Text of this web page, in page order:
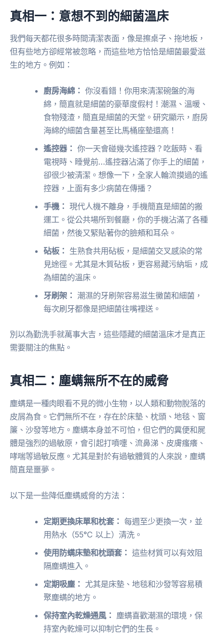
真相一：意想不到的細菌溫床
我們每天都花很多時間清潔表面，像是擦桌子、拖地板，
但有些地方卻經常被忽略，而這些地方恰恰是細菌最愛滋
生的地方。例如：
廚房海綿： 你沒看錯！你用來清潔碗盤的海
綿，簡直就是細菌的豪華度假村！潮濕、溫暖、
食物殘渣，簡直是細菌的天堂。研究顯示，廚房
海綿的細菌含量甚至比馬桶座墊還高！
遙控器： 你一天會碰幾次遙控器？吃飯時、看
電視時、睡覺前…遙控器沾滿了你手上的細菌，
卻很少被清潔。想像一下，全家人輪流摸過的遙
控器，上面有多少病菌在傳播？
手機： 現代人機不離身，手機簡直是細菌的搬
運工。從公共場所到餐廳，你的手機沾滿了各種
細菌，然後又緊貼著你的臉頰和耳朵。
砧板： 生熟食共用砧板，是細菌交叉感染的常
見途徑。尤其是木質砧板，更容易藏污納垢，成
為細菌的溫床。
牙刷架： 潮濕的牙刷架容易滋生黴菌和細菌，
每次刷牙都像是把細菌往嘴裡送。
別以為勤洗手就萬事大吉，這些隱藏的細菌溫床才是真正
需要關注的焦點。
真相二：塵螨無所不在的威脅
塵螨是一種肉眼看不見的微小生物，以人類和動物脫落的
皮屑為食。它們無所不在，存在於床墊、枕頭、地毯、窗
簾、沙發等地方。塵螨本身並不可怕，但它們的糞便和屍
體是強烈的過敏原，會引起打噴嚏、流鼻涕、皮膚瘙癢、
哮喘等過敏反應。尤其是對於有過敏體質的人來說，塵螨
簡直是噩夢。
以下是一些降低塵螨威脅的方法：
定期更換床單和枕套： 每週至少更換一次，並
用熱水（55°C 以上）清洗。
使用防螨床墊和枕頭套： 這些材質可以有效阻
隔塵螨進入。
定期吸塵： 尤其是床墊、地毯和沙發等容易積
聚塵螨的地方。
保持室內乾燥通風： 塵螨喜歡潮濕的環境，保
持室內乾燥可以抑制它們的生長。